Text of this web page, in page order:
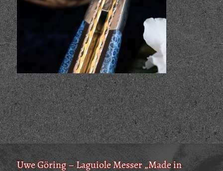
Uwe Göring – Laguiole Messer „Made in